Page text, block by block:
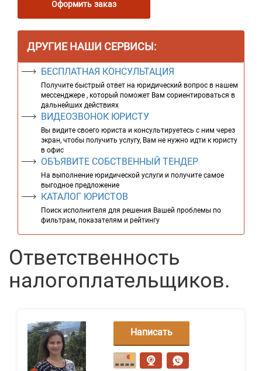
Оформить заказ
ДРУГИЕ НАШИ СЕРВИСЫ:
БЕСПЛАТНАЯ КОНСУЛЬТАЦИЯ
Получите быстрый ответ на юридический вопрос в нашем
мессенджере , который поможет Вам сориентироваться в
дальнейших действиях
ВИДЕОЗВОНОК ЮРИСТУ
Вы видите своего юриста и консультируетесь с ним через
экран, чтобы получить услугу, Вам не нужно идти к юристу
в офис
ОБЪЯВИТЕ СОБСТВЕННЫЙ ТЕНДЕР
На выполнение юридической услуги и получите самое
выгодное предложение
КАТАЛОГ ЮРИСТОВ
Поиск исполнителя для решения Вашей проблемы по
фильтрам, показателям и рейтингу
Ответственность
налогоплательщиков.
Написать
сообщение